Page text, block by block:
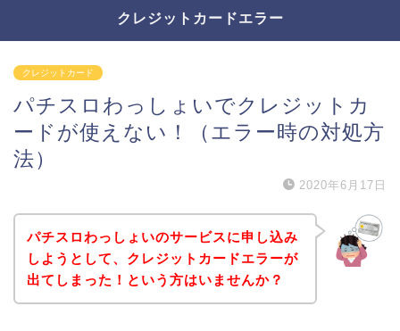
クレジットカードエラー
クレジットカード
パチスロわっしょいでクレジットカ
ードが使えない！（エラー時の対処方
法）
2020年6月17日
パチスロわっしょいのサービスに申し込み
しようとして、クレジットカードエラーが
出てしまった！という方はいませんか？